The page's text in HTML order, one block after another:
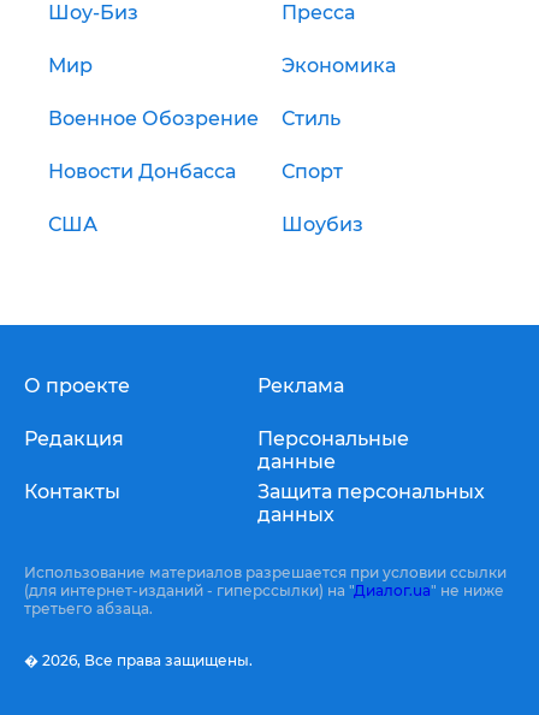
Шоу-Биз Пресса
Мир Экономика
Военное Обозрение Стиль
Новости Донбасса Спорт
США Шоубиз
О проекте
Редакция
Контакты
Реклама
Персональные
данные
Защита персональных
данных
Использование материалов разрешается при условии ссылки
(для интернет-изданий - гиперссылки) на "Диалог.ua" не ниже
третьего абзаца.
� 2026, Все права защищены.